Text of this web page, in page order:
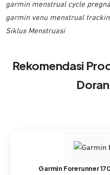
garmin menstrual cycle
garmin venu menstrual
Siklus Menstruasi
Rekomendasi
Garmin Forerunner